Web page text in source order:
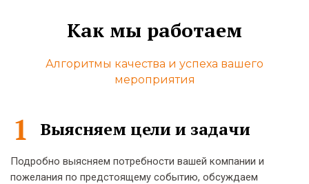
Как мы работаем
Алгоритмы качества и успеха вашего
мероприятия
Выясняем цели и задачи
Подробно выясняем потребности вашей компании и
пожелания по предстоящему событию, обсуждаем